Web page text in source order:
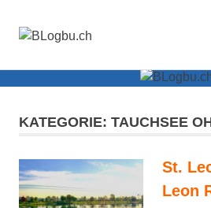
ist
Leben!
andere
Oberflächenpause!
KATEGORIE: TAUCHSEE
St.
Leon